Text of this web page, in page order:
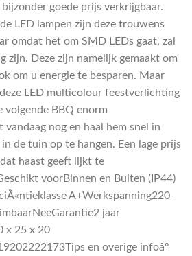
goede prijs verkrijgbaar.
LED lampen zijn deze trouwens
omdat het om SMD LEDs gaat, zal
zijn. Deze zijn namelijk gemaakt om
om u energie te besparen. Maar
LED multicolour feestverlichting
volgende BBQ enorm
vandaag nog en haal hem snel in
de tuin op te hangen. Een lage prijs
haast geeft lijkt te
voorBinnen en Buiten (IP44)
A+Werkspanning220-
jaar
x 25 x 20
en overige infoâº